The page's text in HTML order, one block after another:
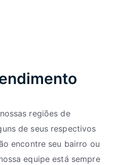
regiões de
de seus respectivos
encontre seu bairro ou
equipe está sempre